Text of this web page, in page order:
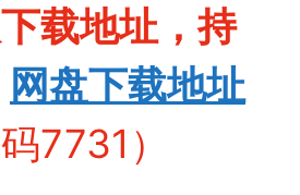
载地址，持
网盘下载地址
7731）